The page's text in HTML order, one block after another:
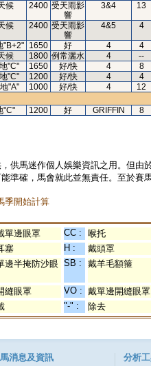
候 2400 受天雨影
響
3&4 13
候 2400 受天雨影
響
4&5 4
"B+2" 1650 好 4
4
候 1800 例常灑水 4
--
"C" 1650 好/快 4
8
"C" 1200 好/快 4
4
"A" 1000 好/快 4
12
"C" 1200 好 GRIFFIN 8
供馬迷作個人娛樂資訊之用。但
準確，馬會就此並無責任。至於賽
季開始計算
單邊眼罩 CC :
喉托
塞 H :
戴頭罩
邊半掩防沙眼 SB : 戴羊毛額箍
縫眼罩 VO : 戴單邊開縫眼罩
"-" : 除去
消息及資訊 分析